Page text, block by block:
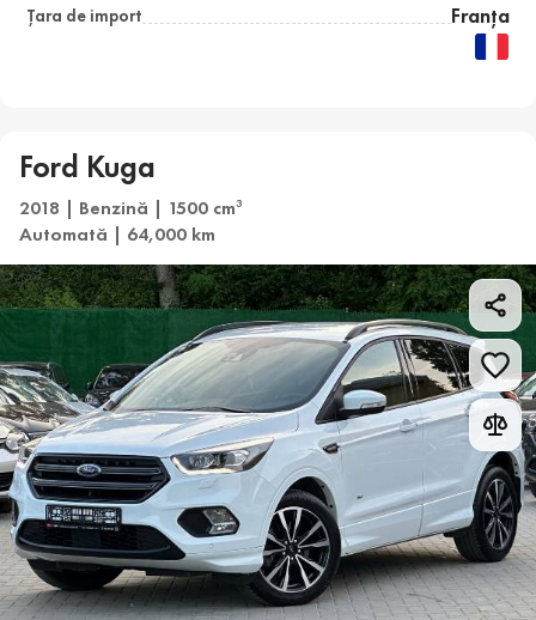
Țara de import Franța
Ford Kuga
2018 | Benzină | 1500 cm3
Automată | 64,000 km